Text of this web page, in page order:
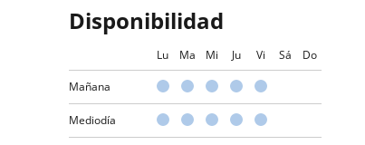
Disponibilidad
Lu Ma Mi Ju Vi Sá Do
Mañana
Mediodía